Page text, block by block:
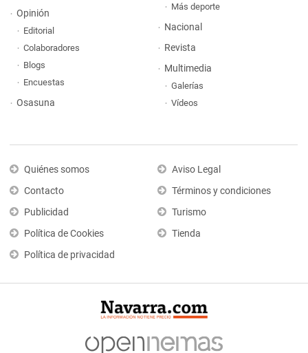
Opinión
Editorial
Colaboradores
Blogs
Encuestas
Osasuna
Más deporte
Nacional
Revista
Multimedia
Galerías
Vídeos
Quiénes somos
Contacto
Publicidad
Política de Cookies
Política de privacidad
Aviso Legal
Términos y condiciones
Turismo
Tienda